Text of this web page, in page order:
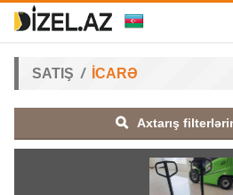
SATIŞ İCARƏ
Axtarış